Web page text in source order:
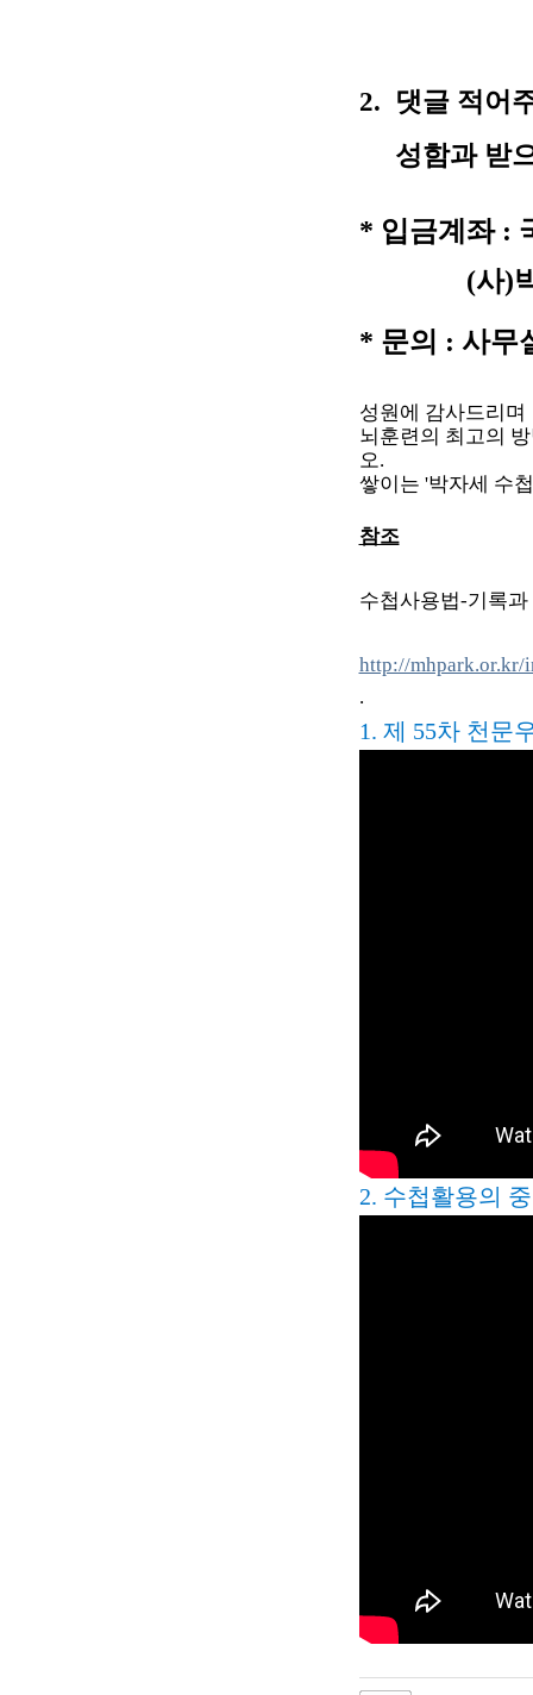
2. 댓글 적어
성함과 받으
* 입금계좌 :
(사)
* 문의 : 사무
성원에 감사드리며
뇌훈련의 최고의
오.
쌓이는 '박자세 수첩
참조
수첩사용법-기록과
http://mhpark.or.kr/
.
1. 제 55차 천문
2. 수첩활용의